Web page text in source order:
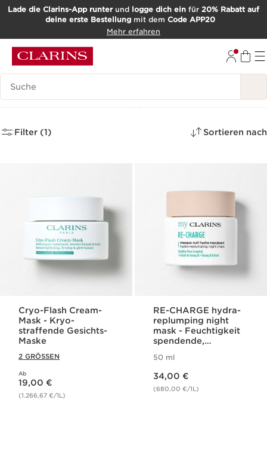
WEITER ZUM INHALT
Lade die Clarins-App runterund logge dich ein für 20% Rabatt auf
deine erste Bestellungmit dem Code APP20
Mehr erfahren
Such-Historie
Gesichtsmasken (4)
Filter (1) Sortieren nach
Cryo-Flash Cream-
Mask - Kryo-
straffende Gesichts-
Maske
2 GRÖSSEN
Ab
Aktueller Preis 19,00 €
19,00 €
(1.266,67 €/1L)
RE-CHARGE hydra-
replumping night
mask - Feuchtigkeit
spendende,
Nachtmaske für das
Gesicht
50 ml
34,00 €
(680,00 €/1L)